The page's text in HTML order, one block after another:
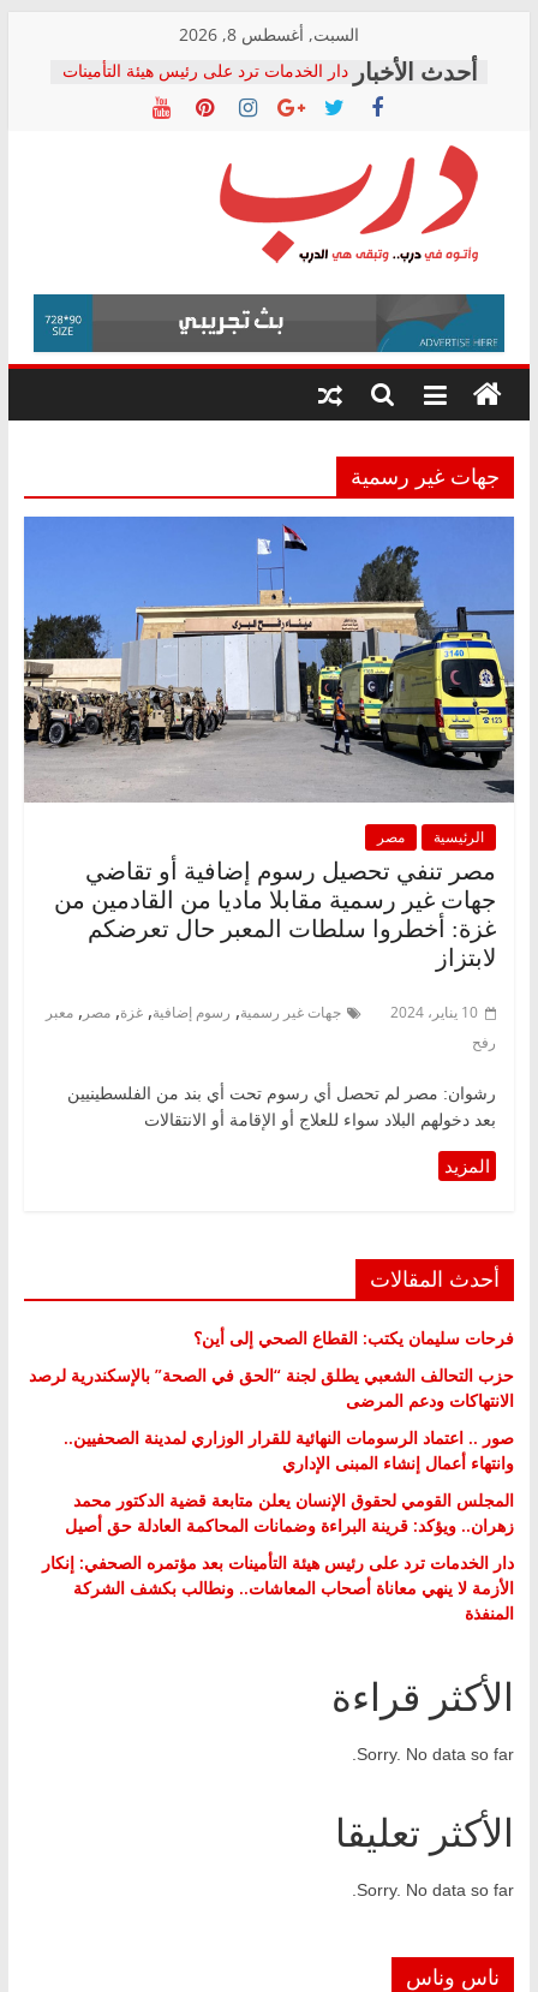
content
السبت, أغسطس 8, 2026
دار الخدمات ترد على رئيس هيئة التأمينات
بعد مؤتمره الصحفي: إنكار الأزمة لا ينهي
معاناة أصحاب المعاشات.. ونطالب بكشف
فرحات سليمان يكتب: القطاع الصحي إلى
أين؟
حزب التحالف الشعبي يطلق لجنة “الحق
في الصحة” بالإسكندرية لرصد الانتهاكات
ودعم المرضى
الوزاري لمدينة الصحفيين.. وانتهاء أعمال
إنشاء المبنى الإداري
المجلس القومي لحقوق الإنسان يعلن
متابعة قضية الدكتور محمد زهران.. ويؤكد:
قرينة البراءة وضمانات المحاكمة العادلة
درب
وأتوه
درب..
وتبقى
هي
جهات غير رسمية
الرئيسية مصر
مصر تنفي تحصيل رسوم إضافية أو تقاضي
جهات غير رسمية مقابلا ماديا من القادمين من
غزة: أخطروا سلطات المعبر حال تعرضكم
لابتزاز
10 يناير، 2024 جهات غير رسمية, رسوم إضافية, غزة, مصر , معبر
رفح
رشوان: مصر لم تحصل أي رسوم تحت أي بند من الفلسطينيين
بعد دخولهم البلاد سواء للعلاج أو الإقامة أو الانتقالات
أحدث المقالات
فرحات سليمان يكتب: القطاع الصحي إلى أين؟
حزب التحالف الشعبي يطلق لجنة “الحق في الصحة” بالإسكندرية لرصد
الانتهاكات ودعم المرضى
صور .. اعتماد الرسومات النهائية للقرار الوزاري لمدينة الصحفيين..
وانتهاء أعمال إنشاء المبنى الإداري
المجلس القومي لحقوق الإنسان يعلن متابعة قضية الدكتور محمد
زهران.. ويؤكد: قرينة البراءة وضمانات المحاكمة العادلة حق أصيل
دار الخدمات ترد على رئيس هيئة التأمينات بعد مؤتمره الصحفي: إنكار
الأزمة لا ينهي معاناة أصحاب المعاشات.. ونطالب بكشف الشركة
المنفذة
الأكثر قراءة
Sorry. No data so far.
الأكثر تعليقا
Sorry. No data so far.
ناس وناس